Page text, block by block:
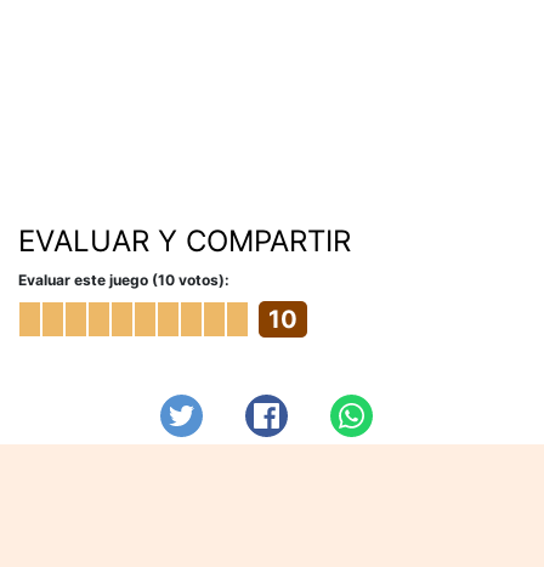
EVALUAR Y COMPARTIR
Evaluar este juego (10 votos):
10